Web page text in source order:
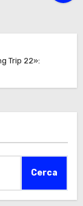
Trip 22»:
Cerca